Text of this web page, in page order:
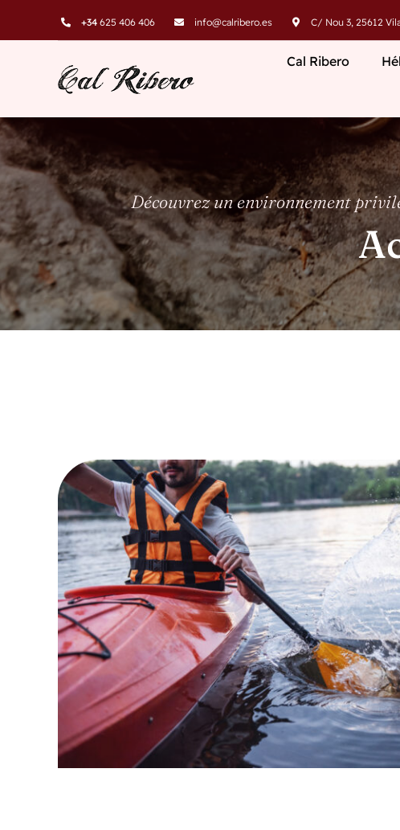
+34625 406 406 info@calribero.es C/ Nou 3, 25612
Cal Ribero
Découvrez un environnement